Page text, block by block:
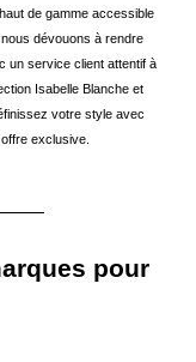
de gamme accessible
dévouons à rendre
un service client attentif à
Isabelle Blanche et
votre style avec
exclusive.
pour